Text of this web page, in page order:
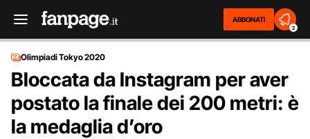
ABBONATI
2
Olimpiadi Tokyo 2020
Bloccata da Instagram per aver
postato la finale dei 200 metri: è
la medaglia d’oro